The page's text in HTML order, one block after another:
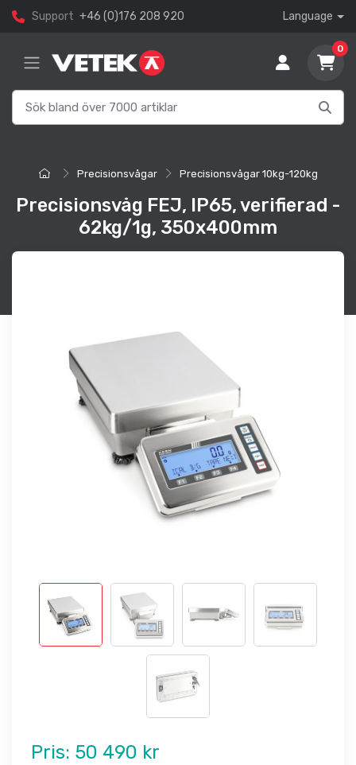
Support +46 (0)176 208 920 Language
0
Precisionsvågar Precisionsvågar 10kg-120kg
Precisionsvåg FEJ, IP65, verifierad -
62kg/1g, 350x400mm
Pris: 50 490 kr